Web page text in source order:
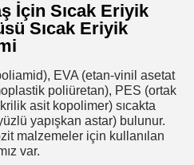
İçin Sıcak Eriyik
Sıcak Eriyik
EVA (etan-vinil asetat
poliüretan), PES (ortak
asit kopolimer) sıcakta
yapışkan astar) bulunur.
malzemeler için kullanılan
var.